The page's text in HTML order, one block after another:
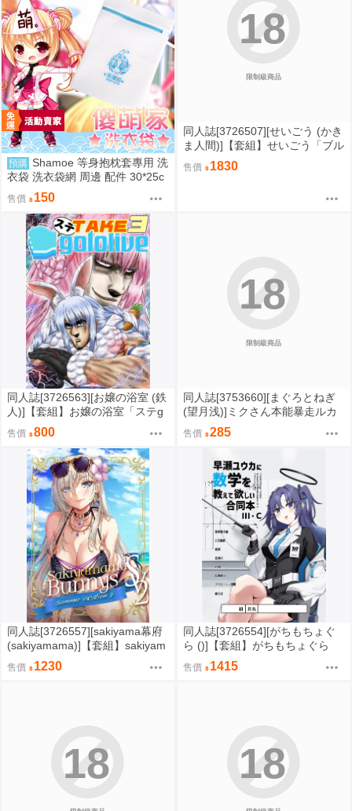
預購 Shamoe 等身抱枕套專用 洗
衣袋 洗衣袋網 周邊 配件 30*25c
m 新款 動漫抱枕套
售價 150
限制級商品
18
同人誌[3726507][せいごう (かき
ま人間)]【套組】せいごう「ブル
アカ本」セット (蔚藍檔案)
售價 1830
同人誌[3726563][お嬢の浴室 (鉄
人)]【套組】お嬢の浴室「ステg
orolive」セット (hololive )
售價 800
限制級商品
18
同人誌[3753660][まぐろとねぎ
(望月浅)]ミクさん本能暴走ルカ
さんは大変幸せそうです (VOCA
LOID)
售價 285
同人誌[3726557][sakiyama幕府
(sakiyamama)]【套組】sakiyam
a幕府「Sakiyamama Bunnys Su
mmer Vacation」セット (插畫
售價 1230
同人誌[3726554][がちもちょぐ
ら ()]【套組】がちもちょぐら
「早瀬ユウカに数学を教えて欲
しい合同本」セット (蔚藍檔案)
售價 1415
18 18